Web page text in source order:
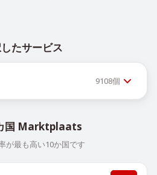
たサービス
9108個
国 Marktplaats
が最も高い10か国です